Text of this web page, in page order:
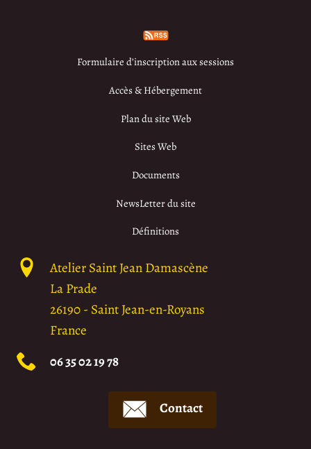
Formulaire d’inscription aux sessions
Accès & Hébergement
Plan du site Web
Sites Web
Documents
NewsLetter du site
Définitions
Atelier Saint Jean Damascène
La Prade
26190- Saint Jean-en-Royans
France
06 35 02 19 78
Contact